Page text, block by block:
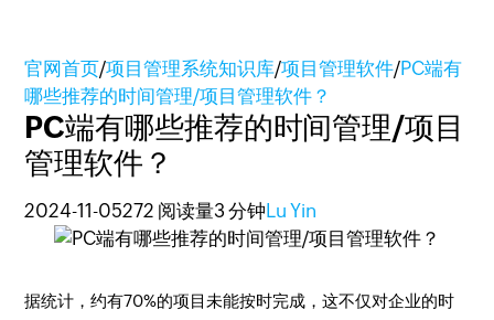
官网首页/项目管理系统知识库/项目管理软件/PC端有
哪些推荐的时间管理/项目管理软件？
PC端有哪些推荐的时间管理/项目
管理软件？
2024-11-05272 阅读量3 分钟 Lu Yin
据统计，约有70%的项目未能按时完成，这不仅对企业的时